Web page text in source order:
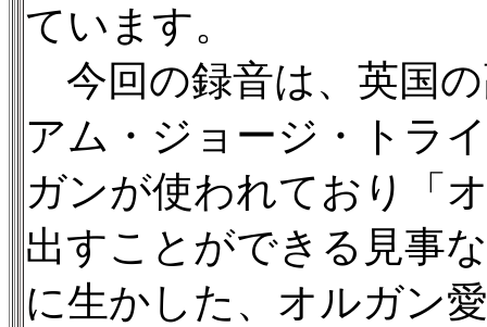
ています。
今回の録音は、英国
アム・ジョージ・トラ
ガンが使われており「
出すことができる見事
に生かした、オルガン